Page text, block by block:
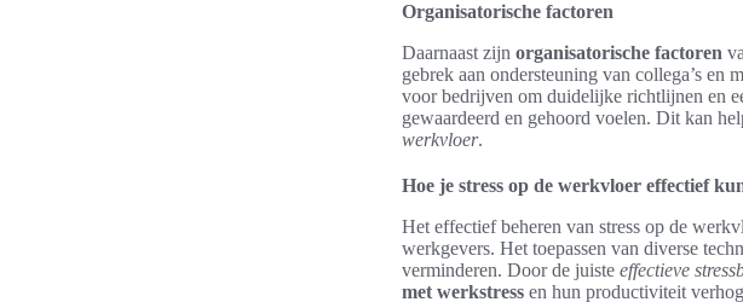
Organisatorische factoren
Daarnaast zijn organisatorische factoren
gebrek aan ondersteuning van collega’s en
voor bedrijven om duidelijke richtlijnen en
gewaardeerd en gehoord voelen. Dit kan
werkvloer.
Hoe je stress op de werkvloer effectief
Het effectief beheren van stress op de
werkgevers. Het toepassen van diverse
verminderen. Door de juiste effectieve
met werkstress en hun productiviteit